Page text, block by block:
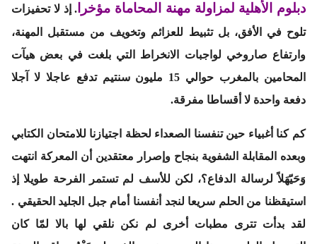
دبلوم الأهلية لمزاولة مهنة المحاماة مؤخرا . إذ لا تحفيزات
تلوح في الأفق، بل تثبيط للعزائم وتخويف من مستقبل المهنة،
وارتفاع صاروخي لواجبات الانخراط التي بلغت في بعض هيآت
المحامين بالمغرب حوالي 15 مليون سنتيم تدفع عاجلا لا آجلا
دفعة واحدة لا أقساطا مفرقة.
كم كنا أغبياء حين تنفسنا الصعداء لحظة اجتيازنا للامتحان الكتابي
وبعده المقابلة الشفوية بنجاح وإصرار معتقدين أن المعركة انتهت
وَحَيّهَلاً لرسالة الدفاع؟، لكن للأسف لم تستمر الفرحة طويلا إذ
استيقظنا من الحلم سريعا لنجد أنفسنا أمام جبل الجليد الحقيقي .
لقد بدأت تترى مطبات أخرى لم نكن نلقي لها بالا لمّا كان